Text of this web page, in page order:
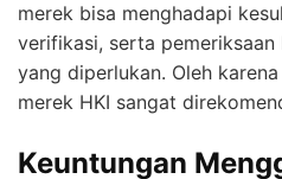
merek bisa menghadapi
verifikasi, serta
yang diperlukan. Oleh
merek HKI sangat
Keuntungan